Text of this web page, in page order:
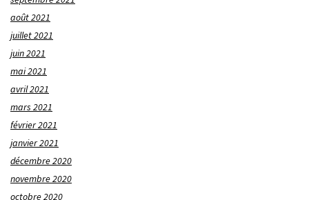
août 2021
juillet 2021
juin 2021
mai 2021
avril 2021
mars 2021
février 2021
janvier 2021
décembre 2020
novembre 2020
octobre 2020